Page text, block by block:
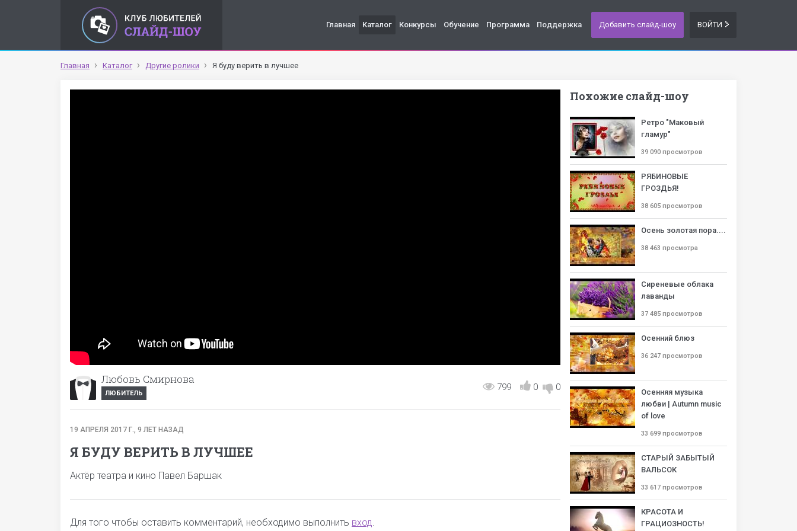
Главная Каталог Конкурсы Обучение Программа Поддержка Добавить слайд-шоу ВОЙТИ
Главная Каталог Другие ролики Я буду верить в лучшее
Любовь Смирнова
ЛЮБИТЕЛЬ
799 0 0
19 АПРЕЛЯ 2017 Г., 9 ЛЕТ НАЗАД
Я БУДУ ВЕРИТЬ В ЛУЧШЕЕ
Актёр театра и кино Павел Баршак
Для того чтобы оставить комментарий, необходимо выполнить вход.
Похожие слайд-шоу
Ретро "Маковый
гламур"
39 090 просмотров
РЯБИНОВЫЕ
ГРОЗДЬЯ!
38 605 просмотров
Осень золотая пора....
38 463 просмотра
Сиреневые облака
лаванды
37 485 просмотров
Осенний блюз
36 247 просмотров
Осенняя музыка
любви | Autumn music
of love
33 699 просмотров
СТАРЫЙ ЗАБЫТЫЙ
ВАЛЬСОК
33 617 просмотров
КРАСОТА И
ГРАЦИОЗНОСТЬ!